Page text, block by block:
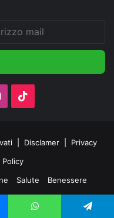
Instagram
| Disclamer
Privacy
Policy
Salute
Benessere